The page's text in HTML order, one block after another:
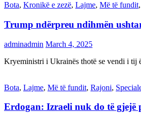
Bota, Kronikë e zezë, Lajme, Më të fundit,
Trump ndërpreu ndihmën
adminadmin March 4, 2025
Kryeministri i Ukrainës thotë se vendi i tij
Bota, Lajme, Më të fundit, Rajoni,
Erdogan: Izraeli nuk do të gjejë